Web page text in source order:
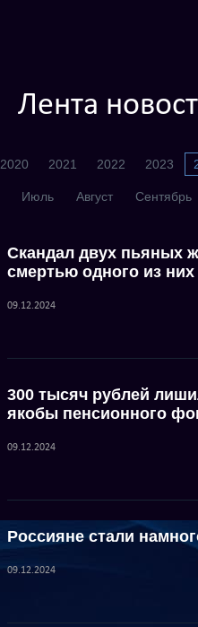
Лента
2020 2021 2022 2023
Июль Август Сентябрь
Скандал двух пьяных
смертью одного из них
09.12.2024
300 тысяч рублей
якобы пенсионного
09.12.2024
Россияне стали
09.12.2024